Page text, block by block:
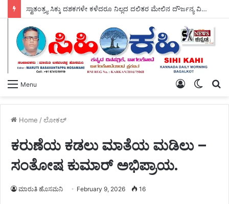
ಚಟ್ಟೇಕಂಬದಲ್ಲಿ ಕಣಜನಹಳ್ಳಿ ನಾಗರಾಜ್ ಅವರ – ಬಯಲು ಸೀಮೆಯ ಬೆಳಗು ಗ್ರಂಥ ಬಿಡುಗಡೆ.
Menu
Switch
Log
Home /ಲೋಕಲ್
ಕರುಣೆಯ ಕಡಲು ಮಾತೆಯ ಮಡಿಲು –
ಸಂತೋಷ ಕುಮಾರ್ ಅಭಿಪ್ರಾಯ.
ಮಾರುತಿ ಹೊಸಮನಿ February 9, 2026 16